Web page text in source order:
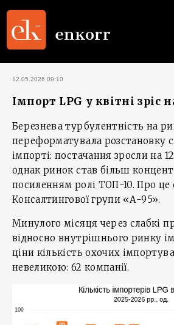
12.05.2026 09:10
Імпорт LPG у квітні зріс
Березнева турбулентність на
переформатувала розстановку
імпорті: постачання зросли на
однак ринок став більш
посиленням ролі ТОП-10. Про це
Консалтингової групи «А-95».
Минулого місяця через слабкі
відносно внутрішнього ринку
ціни кількість охочих
невеликою: 62 компанії.